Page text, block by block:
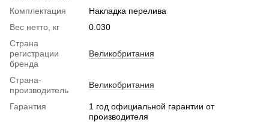
Комплектация
Накладка перелива
Вес нетто, кг
0.030
Страна
регистрации
бренда
Великобритания
Страна-
производитель
Великобритания
Гарантия
1 год официальной гарантии от
производителя